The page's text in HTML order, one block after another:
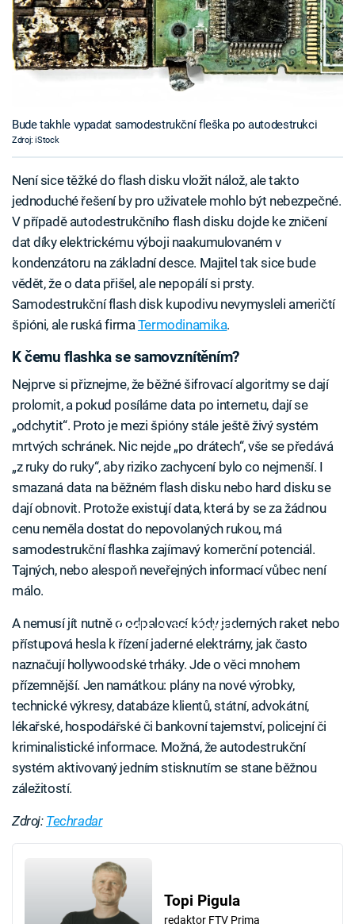
Bude takhle vypadat samodestrukční fleška po autodestrukci
Zdroj: iStock
Není sice těžké do flash disku vložit nálož, ale takto
jednoduché řešení by pro uživatele mohlo být nebezpečné.
V případě autodestrukčního flash disku dojde ke zničení
dat díky elektrickému výboji naakumulovaném v
kondenzátoru na základní desce. Majitel tak sice bude
vědět, že o data přišel, ale nepopálí si prsty.
Samodestrukční flash disk kupodivu nevymysleli američtí
špióni, ale ruská firmaTermodinamika.
K čemu flashka se samovznítěním?
Nejprve si přiznejme, že běžné šifrovací algoritmy se dají
prolomit, a pokud posíláme data po internetu, dají se
„odchytit“. Proto je mezi špióny stále ještě živý systém
mrtvých schránek. Nic nejde „po drátech“, vše se předává
„z ruky do ruky“, aby riziko zachycení bylo co nejmenší. I
smazaná data na běžném flash disku nebo hard disku se
dají obnovit. Protože existují data, která by se za žádnou
cenu neměla dostat do nepovolaných rukou, má
samodestrukční flashka zajímavý komerční potenciál.
Tajných, nebo alespoň neveřejných informací vůbec není
málo.
Failed to fetch
A nemusí jít nutně o odpalovací kódy jaderných raket nebo
přístupová hesla k řízení jaderné elektrárny, jak často
naznačují hollywoodské trháky. Jde o věci mnohem
přízemnější. Jen namátkou: plány na nové výrobky,
technické výkresy, databáze klientů, státní, advokátní,
lékařské, hospodářské či bankovní tajemství, policejní či
kriminalistické informace. Možná, že autodestrukční
systém aktivovaný jedním stisknutím se stane běžnou
záležitostí.
Zdroj: Techradar
Topi Pigula
redaktor FTV Prima